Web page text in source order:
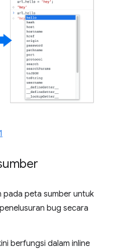
pada peta sumber untuk
bug secara
berfungsi dalam inline